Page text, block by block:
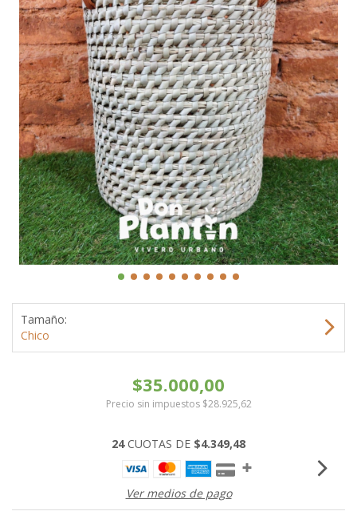
Tamaño:
Chico
$35.000,00
Precio sin impuestos $28.925,62
24CUOTAS DE $4.349,48
Ver medios de pago